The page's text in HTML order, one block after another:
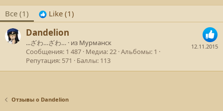
Все (1) Like (1)
12.11.2015
Dandelion
...ざわ…ざわ… · из Мурманск
Сообщения 1 487 Медиа 22 Альбомы 1
Репутация 571 Баллы 113
Отзывы о Dandelion